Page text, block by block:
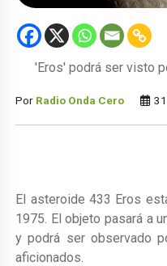
'Eros' podrá ser visto
Por Radio Onda Cero
El asteroide 433 Eros
1975. El objeto pasará a
y podrá ser observado
aficionados.